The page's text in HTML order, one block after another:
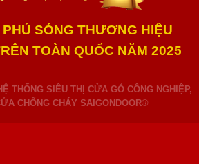
SÓNG THƯƠNG HIỆU
TOÀN QUỐC NĂM 2025
THỐNG SIÊU THỊ CỬA GỖ CÔNG NGHIỆP,
CHỐNG CHÁY SAIGONDOOR®